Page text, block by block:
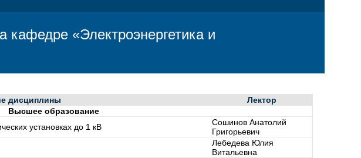
«Электроэнергетика и
дисциплины
Лектор
Высшее образование
установках до 1 кВ
Сошинов Анатолий
Григорьевич
Лебедева Юлия
Витальевна